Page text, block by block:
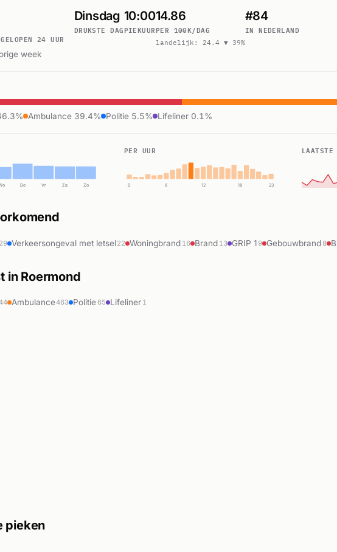
24 UUR
week
Dinsdag
DRUKSTE DAG
10:00
PIEKUUR
14.86
PER 100K/DAG
landelijk: 24.4 ▼ 39%
#84
IN NEDERLAND
Ambulance 39.4% Politie 5.5% Lifeliner 0.1%
Do Vr Za Zo
PER UUR
0 6 12 18 23
29 Verkeersongeval met letsel22 Woningbrand 16 Brand 13 GRIP 1 9 Gebouwbrand 8
in Roermond
Ambulance463 Politie 65 Lifeliner 1
pieken